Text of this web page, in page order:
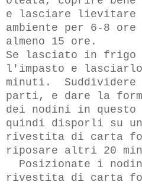
e lasciare lievitare
ambiente per 6-8
almeno 15 ore.
Se lasciato in frigo
l'impasto e
minuti.
parti, e dare la
dei nodini in questo
quindi disporli su
rivestita di carta
riposare altri 20
Posizionate i
rivestita di carta